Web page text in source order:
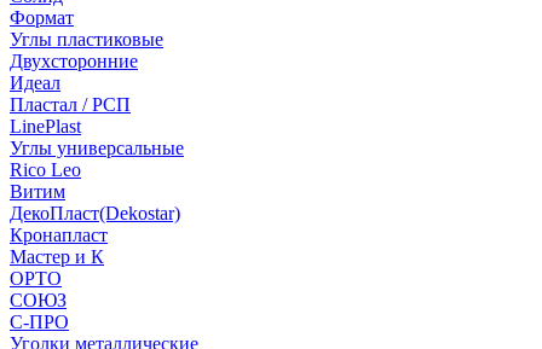
Формат
Углы пластиковые
Двухсторонние
Идеал
Пластал / РСП
LinePlast
Углы универсальные
Rico Leo
Витим
ДекоПласт(Dekostar)
Кронапласт
Мастер и К
ОРТО
СОЮЗ
С-ПРО
Уголки металлические